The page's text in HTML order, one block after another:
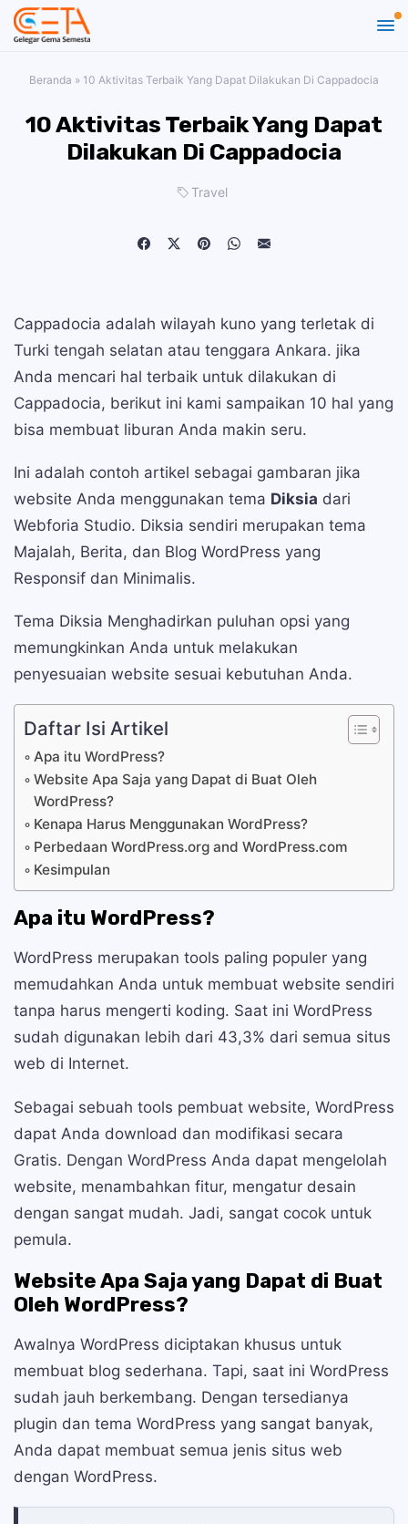
Beranda » 10 Aktivitas Terbaik Yang Dapat Dilakukan Di Cappadocia
10 Aktivitas Terbaik Yang Dapat
Dilakukan Di Cappadocia
Travel
Cappadocia adalah wilayah kuno yang terletak di
Turki tengah selatan atau tenggara Ankara. jika
Anda mencari hal terbaik untuk dilakukan di
Cappadocia, berikut ini kami sampaikan 10 hal yang
bisa membuat liburan Anda makin seru.
Ini adalah contoh artikel sebagai gambaran jika
website Anda menggunakan tema Diksia dari
Webforia Studio. Diksia sendiri merupakan tema
Majalah, Berita, dan Blog WordPress yang
Responsif dan Minimalis.
Tema Diksia Menghadirkan puluhan opsi yang
memungkinkan Anda untuk melakukan
penyesuaian website sesuai kebutuhan Anda.
Daftar Isi Artikel
Apa itu WordPress?
Website Apa Saja yang Dapat di Buat Oleh
WordPress?
Kenapa Harus Menggunakan WordPress?
Perbedaan WordPress.org and WordPress.com
Kesimpulan
Apa itu WordPress?
WordPress merupakan tools paling populer yang
memudahkan Anda untuk membuat website sendiri
tanpa harus mengerti koding. Saat ini WordPress
sudah digunakan lebih dari 43,3% dari semua situs
web di Internet.
Sebagai sebuah tools pembuat website, WordPress
dapat Anda download dan modifikasi secara
Gratis. Dengan WordPress Anda dapat mengelolah
website, menambahkan fitur, mengatur desain
dengan sangat mudah. Jadi, sangat cocok untuk
pemula.
Website Apa Saja yang Dapat di Buat
Oleh WordPress?
Awalnya WordPress diciptakan khusus untuk
membuat blog sederhana. Tapi, saat ini WordPress
sudah jauh berkembang. Dengan tersedianya
plugin dan tema WordPress yang sangat banyak,
Anda dapat membuat semua jenis situs web
dengan WordPress.